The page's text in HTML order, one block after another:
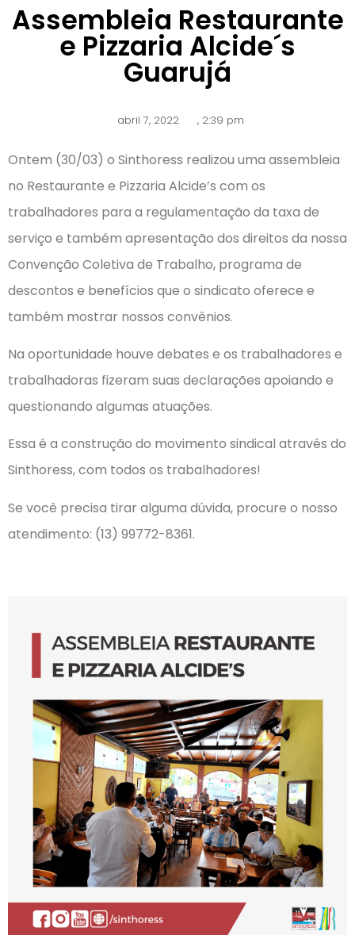
Assembleia Restaurante
e Pizzaria Alcide´s
Guarujá
abril 7, 2022 , 2:39 pm
Ontem (30/03) o Sinthoress realizou uma assembleia
no Restaurante e Pizzaria Alcide’s com os
trabalhadores para a regulamentação da taxa de
serviço e também apresentação dos direitos da nossa
Convenção Coletiva de Trabalho, programa de
descontos e benefícios que o sindicato oferece e
também mostrar nossos convênios.
Na oportunidade houve debates e os trabalhadores e
trabalhadoras fizeram suas declarações apoiando e
questionando algumas atuações.
Essa é a construção do movimento sindical através do
Sinthoress, com todos os trabalhadores!
Se você precisa tirar alguma dúvida, procure o nosso
atendimento: (13) 99772-8361.